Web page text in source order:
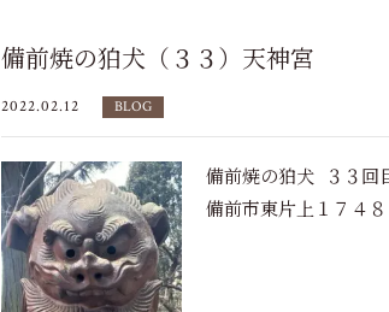
備前焼の狛犬（３３）天神宮
2022.02.12 BLOG
備前焼の狛犬 ３３回
備前市東片上１７４